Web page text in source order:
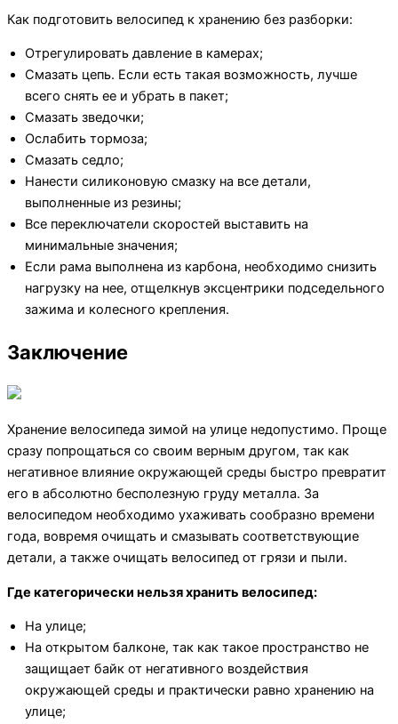
Как подготовить велосипед к хранению без разборки:
Отрегулировать давление в камерах;
Смазать цепь. Если есть такая возможность, лучше
всего снять ее и убрать в пакет;
Смазать зведочки;
Ослабить тормоза;
Смазать седло;
Нанести силиконовую смазку на все детали,
выполненные из резины;
Все переключатели скоростей выставить на
минимальные значения;
Если рама выполнена из карбона, необходимо снизить
нагрузку на нее, отщелкнув эксцентрики подседельного
зажима и колесного крепления.
Заключение
Хранение велосипеда зимой на улице недопустимо. Проще
сразу попрощаться со своим верным другом, так как
негативное влияние окружающей среды быстро превратит
его в абсолютно бесполезную груду металла. За
велосипедом необходимо ухаживать сообразно времени
года, вовремя очищать и смазывать соответствующие
детали, а также очищать велосипед от грязи и пыли.
Где категорически нельзя хранить велосипед:
На улице;
На открытом балконе, так как такое пространство не
защищает байк от негативного воздействия
окружающей среды и практически равно хранению на
улице;